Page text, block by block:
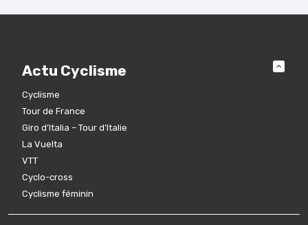
Actu Cyclisme
Cyclisme
Tour de France
Giro d’Italia – Tour d’Italie
La Vuelta
VTT
Cyclo-cross
Cyclisme féminin